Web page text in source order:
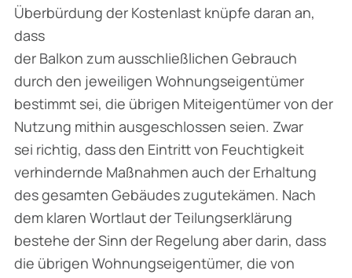
Überbürdung der Kostenlast knüpfe daran an,
dass
der Balkon zum ausschließlichen Gebrauch
durch den jeweiligen Wohnungseigentümer
bestimmt sei, die übrigen Miteigentümer von der
Nutzung mithin ausgeschlossen seien. Zwar
sei richtig, dass den Eintritt von Feuchtigkeit
verhindernde Maßnahmen auch der Erhaltung
des gesamten Gebäudes zugutekämen. Nach
dem klaren Wortlaut der Teilungserklärung
bestehe der Sinn der Regelung aber darin, dass
die übrigen Wohnungseigentümer, die von